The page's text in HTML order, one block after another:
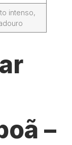
intenso,
–